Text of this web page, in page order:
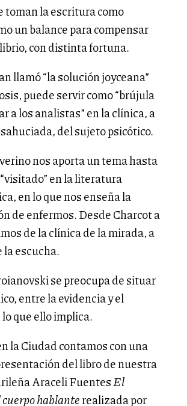
toman la escritura como
un balance para compensar
con distinta fortuna.
llamó “la solución joyceana”
puede servir como “brújula
a los analistas” en la clínica, a
del sujeto psicótico.
nos aporta un tema hasta
en la literatura
en lo que nos enseña la
de enfermos. Desde Charcot a
de la clínica de la mirada, a
la escucha.
se preocupa de situar
entre la evidencia y el
que ello implica.
la Ciudad contamos con una
del libro de nuestra
Araceli FuentesEl
hablanterealizada por